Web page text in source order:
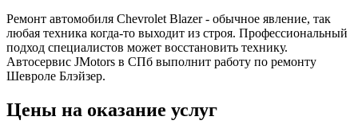
Ремонт автомобиля Chevrolet Blazer - обычное явление, так
любая техника когда-то выходит из строя. Профессиональный
подход специалистов может восстановить технику.
Автосервис JMotors в СПб выполнит работу по ремонту
Шевроле Блэйзер.
Цены на оказание услуг